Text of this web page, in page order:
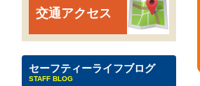
交通アクセス
セーフティーライフブログ
STAFF BLOG